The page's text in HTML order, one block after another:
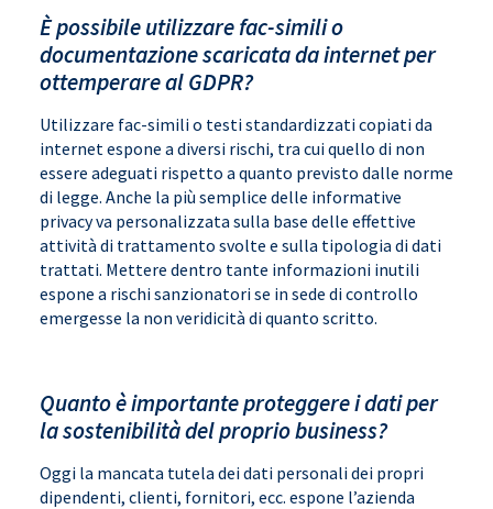
È possibile utilizzare fac-simili o
documentazione scaricata da internet per
ottemperare al GDPR?
Utilizzare fac-simili o testi standardizzati copiati da
internet espone a diversi rischi, tra cui quello di non
essere adeguati rispetto a quanto previsto dalle norme
di legge. Anche la più semplice delle informative
privacy va personalizzata sulla base delle effettive
attività di trattamento svolte e sulla tipologia di dati
trattati. Mettere dentro tante informazioni inutili
espone a rischi sanzionatori se in sede di controllo
emergesse la non veridicità di quanto scritto.
Quanto è importante proteggere i dati per
la sostenibilità del proprio business?
Oggi la mancata tutela dei dati personali dei propri
dipendenti, clienti, fornitori, ecc. espone l’azienda